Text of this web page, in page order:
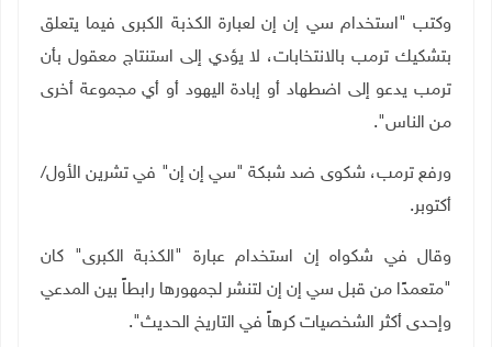
وكتب "استخدام سي إن إن لعبارة الكذبة الكبرى فيما يتعلق
بتشكيك ترمب بالانتخابات، لا يؤدي إلى استنتاج معقول بأن
ترمب يدعو إلى اضطهاد أو إبادة اليهود أو أي مجموعة أخرى
من الناس".
ورفع ترمب، شكوى ضد شبكة "سي إن إن" في تشرين الأول/
أكتوبر.
وقال في شكواه إن استخدام عبارة "الكذبة الكبرى" كان
"متعمدًا من قبل سي إن إن لتنشر لجمهورها رابطاً بين المدعي
وإحدى أكثر الشخصيات كرهاً في التاريخ الحديث".